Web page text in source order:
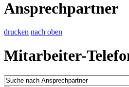
Ansprechpartner
drucken nach oben
Mitarbeiter-